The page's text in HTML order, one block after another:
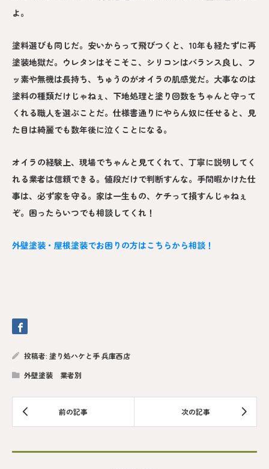
よ。
塗料選びも同じだ。安いからって飛びつくと、10年も経たずに再
塗装地獄だ。ウレタンはそこそこ、シリコンはバランス良し、フ
ッ素や無機は長持ち、ちゅうのがオイラの肌感覚だ。大事なのは
塗料の種類だけじゃねぇ、下地処理と塗り回数をちゃんと守って
くれる職人を選ぶことだ。仕様書通りにやらん奴に任せると、見
た目は綺麗でも数年後に泣くことになる。
オイラの経験上、現場でちゃんと見てくれて、丁寧に説明してく
れる業者は信頼できる。値段だけで判断すんな。手間暇かけた仕
事は、必ず家を守る。家は一生もの、ケチって損すんじゃねぇ
ぞ。困ったらいつでも相談してくれ！
外壁塗装・屋根塗装でお困りの方はこちらから相談！
投稿者: 塗り処ハケと手 兵庫西店
外壁塗装 業者別